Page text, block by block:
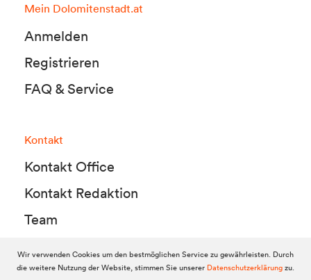
Mein Dolomitenstadt.at
Anmelden
Registrieren
FAQ & Service
Kontakt
Kontakt Office
Kontakt Redaktion
Team
© 2010-2026 Dolomitenstadt.at
Wir verwenden Cookies um den bestmöglichen Service zu gewährleisten. Durch
die weitere Nutzung der Website, stimmen Sie unserer Datenschutzerklärungzu.